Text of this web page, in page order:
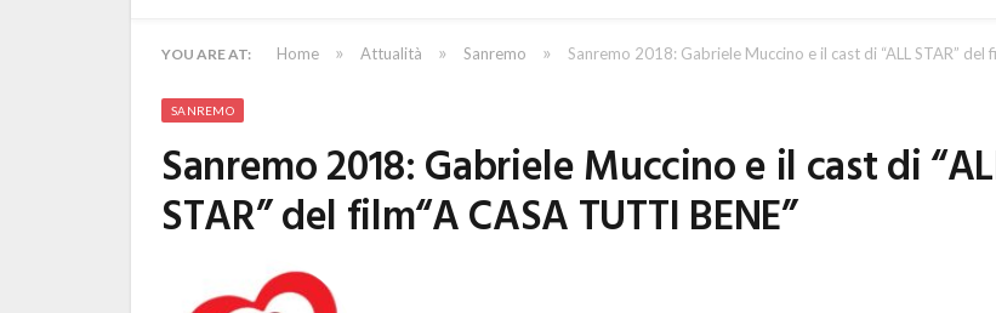
YOU ARE AT: Home » Attualità » Sanremo » Sanremo 2018: Gabriele Muccino e il cast di “ALL STAR” del
SANREMO
Sanremo 2018: Gabriele Muccino e il cast di
STAR” del film“A CASA TUTTI BENE”